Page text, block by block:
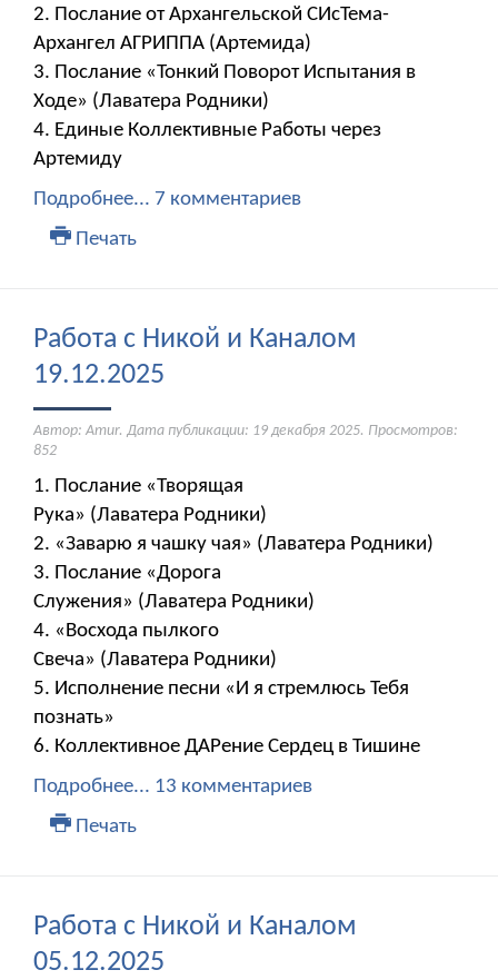
2. Послание от Архангельской СИсТема-
Архангел АГРИППА (Артемида)
3. Послание «Тонкий Поворот Испытания в
Ходе» (Лаватера Родники)
4. Единые Коллективные Работы через
Артемиду
Подробнее... 7 комментариев
Печать
Работа с Никой и Каналом
19.12.2025
Автор: Amur. Дата публикации: 19 декабря 2025. Просмотров:
852
1. Послание «Творящая
Рука» (Лаватера Родники)
2. «Заварю я чашку чая» (Лаватера Родники)
3. Послание «Дорога
Служения» (Лаватера Родники)
4. «Восхода пылкого
Свеча» (Лаватера Родники)
5. Исполнение песни «И я стремлюсь Тебя
познать»
6. Коллективное ДАРение Сердец в Тишине
Подробнее... 13 комментариев
Печать
Работа с Никой и Каналом
05.12.2025